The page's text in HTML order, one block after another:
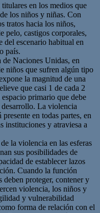
en los medios que
los niños y niñas. Con
tratos hacia los niños,
pelo, castigos corporales,
del escenario habitual en
país.
Naciones Unidas, en
niños que sufren algún tipo
la magnitud de una
que casi 1 de cada 2
primario que debe
La violencia
en todas partes, en
instituciones y atraviesa a
la violencia en las esferas
sus posibilidades de
de establecer lazos
Cuando la función
deben proteger, contener y
violencia, los niños y
y vulnerabilidad
forma de relación con el